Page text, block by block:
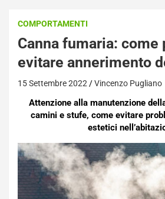
COMPORTAMENTI
Canna fumaria: come
evitare annerimento
15 Settembre 2022 Vincenzo Pugliano
Attenzione alla manutenzione
camini e stufe, come evitare
estetici